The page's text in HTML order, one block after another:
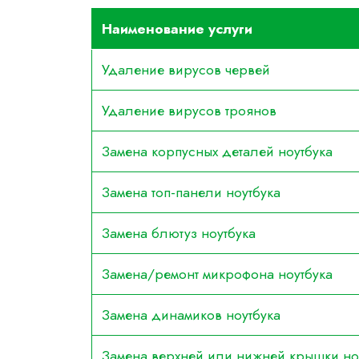
Наименование услуги
Удаление вирусов червей
Удаление вирусов троянов
Замена корпусных деталей ноутбука
Замена топ-панели ноутбука
Замена блютуз ноутбука
Замена/ремонт микрофона ноутбука
Замена динамиков ноутбука